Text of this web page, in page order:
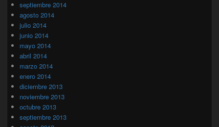
septiembre 2014
agosto 2014
julio 2014
junio 2014
mayo 2014
abril 2014
marzo 2014
enero 2014
diciembre 2013
noviembre 2013
octubre 2013
septiembre 2013